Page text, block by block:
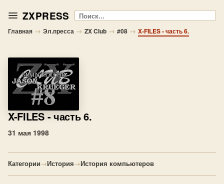
ZXPRESS Поиск
Главная → Эл.пресса → ZX Club → #08 → X-FILES - часть 6.
X-FILES- часть 6.
31 мая 1998
Категории→История→История компьютеров